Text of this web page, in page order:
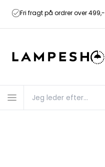
Fri fragt på ordrer over 499,-